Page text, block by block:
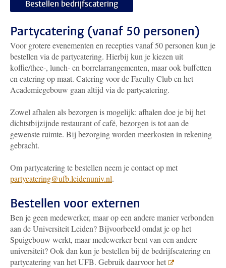
Bestellen bedrijfscatering
Partycatering (vanaf 50 personen)
Voor grotere evenementen en recepties vanaf 50 personen kun je
bestellen via de partycatering. Hierbij kun je kiezen uit
koffie/thee-, lunch- en borrelarrangementen, maar ook buffetten
en catering op maat. Catering voor de Faculty Club en het
Academiegebouw gaan altijd via de partycatering.
Zowel afhalen als bezorgen is mogelijk: afhalen doe je bij het
dichtstbijzijnde restaurant of café, bezorgen is tot aan de
gewenste ruimte. Bij bezorging worden meerkosten in rekening
gebracht.
Om partycatering te bestellen neem je contact op met
partycatering@ufb.leidenuniv.nl.
Bestellen voor externen
Ben je geen medewerker, maar op een andere manier verbonden
aan de Universiteit Leiden? Bijvoorbeeld omdat je op het
Spuigebouw werkt, maar medewerker bent van een andere
universiteit? Ook dan kun je bestellen bij de bedrijfscatering en
partycatering van het UFB. Gebruik daarvoor het